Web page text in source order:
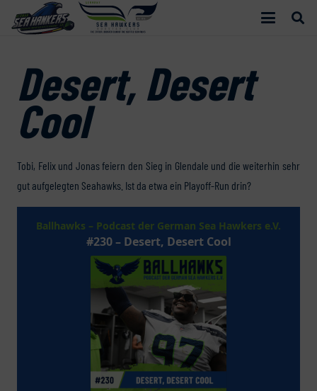
Desert, Desert
Cool
Tobi, Felix und Jonas feiern den Sieg in Glendale und die weiterhin sehr
gut aufgelegten Seahawks. Ist da etwa ein Playoff-Run drin?